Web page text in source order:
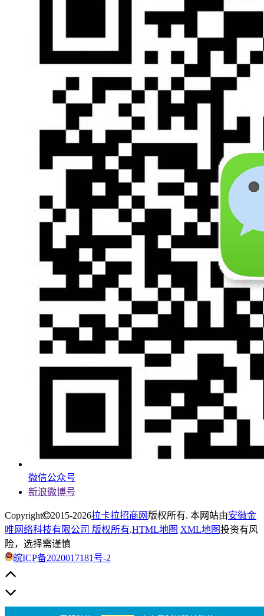
微信公众号
新浪微博号
Copyright 2015-2026拉卡拉招商网 版权所有. 本网站由安徽金
唯网络科技有限公司 版权所有.HTML地图 XML地图投资有风
险，选择需谨慎
皖ICP备2020017181号-2